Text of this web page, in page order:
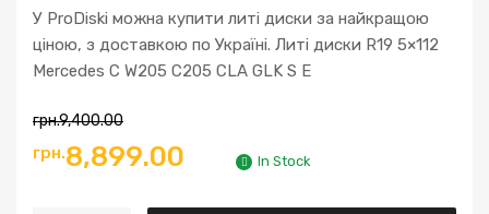
У ProDiski можна купити литі диски за найкращою
ціною, з доставкою по Україні. Литі диски R19 5×112
Mercedes C W205 C205 CLA GLK S E
грн.9,400.00
Оригінальна
грн.8,899.00 Поточна
ціна:
In Stock